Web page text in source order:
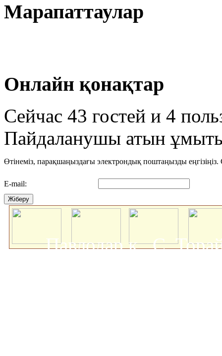
Марапаттаулар
Онлайн қонақтар
Сейчас 43 гостей и 4
Пайдаланушы атын
Өтінеміз, парақшаңыздағы электрондық поштаңызды еңгізіңіз.
E-mail:
Жіберу
Павлодар қ., С.